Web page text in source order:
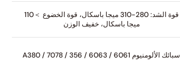
قوة الشد: 280-310 ميجا باسكال، قوة الخضوع ＞110
ميجا باسكال، خفيف الوزن
سبائك الألومنيوم 6061 / 6063 / 356 / A380 / 7078